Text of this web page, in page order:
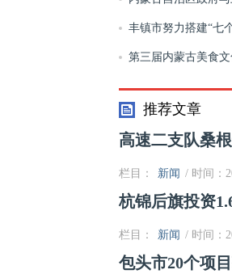
合作协议
丰镇市努力搭建“七
展第三届内蒙古美食
上的诱惑
推荐文章
高速二支队桑
栏目： 新闻 / 时间：
杭锦后旗投资
栏目： 新闻 / 时间：
包头市20个项